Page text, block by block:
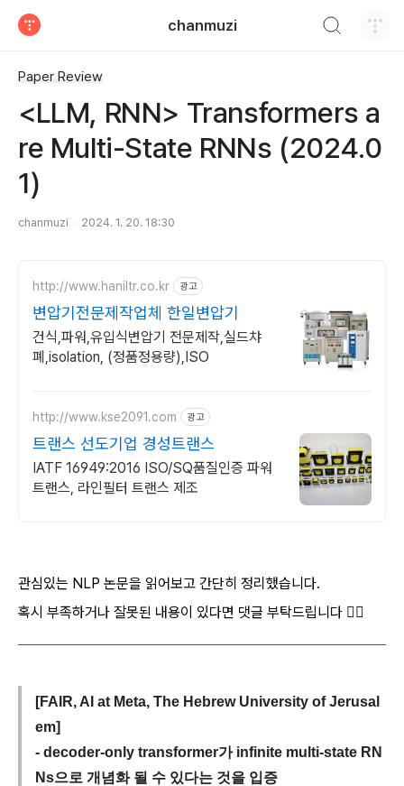
chanmuzi
Paper Review
<LLM, RNN> Transformers a
re Multi-State RNNs (2024.0
1)
chanmuzi 2024. 1. 20. 18:30
http://www.haniltr.co.kr 광고
변압기전문제작업체 한일변압기
건식,파워,유입식변압기 전문제작,실드챠
폐,isolation, (정품정용량),ISO
http://www.kse2091.com 광고
트랜스 선도기업 경성트랜스
IATF 16949:2016 ISO/SQ품질인증 파워
트랜스, 라인필터 트랜스 제조
관심있는 NLP 논문을 읽어보고 간단히 정리했습니다.
혹시 부족하거나 잘못된 내용이 있다면 댓글 부탁드립니다 🙇‍♂️
[FAIR, AI at Meta, The Hebrew University of Jerusal
em]
- decoder-only transformer가 infinite multi-state RN
Ns으로 개념화 될 수 있다는 것을 입증